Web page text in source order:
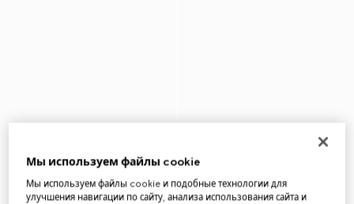
Мы используем файлы cookie
Мы используем файлы cookie и подобные технологии для
улучшения навигации по сайту, анализа использования сайта и